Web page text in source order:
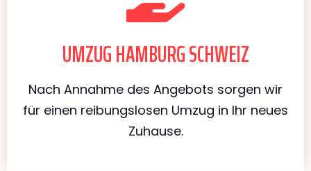
UMZUG HAMBURG SCHWEIZ
Nach Annahme des Angebots sorgen wir
für einen reibungslosen Umzug in Ihr neues
Zuhause.